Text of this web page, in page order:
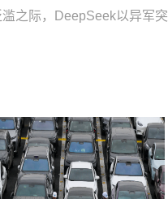
之际，DeepSeek以异军